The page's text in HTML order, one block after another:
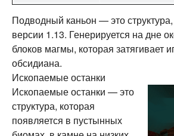
Подводный каньон — это
версии 1.13. Генерируется на дне
блоков магмы, которая затягивает
обсидиана.
Ископаемые останки
Ископаемые останки — это
структура, которая
появляется в пустынных